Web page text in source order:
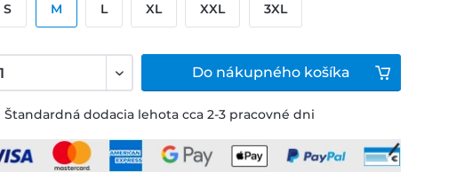
Štandardná dodacia lehota cca 2-3 pracovné dni
S M L XL XXL 3XL
Do nákupného košíka